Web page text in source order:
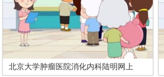
北京大学肿瘤医院消化内科陆明网上